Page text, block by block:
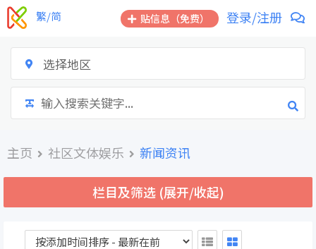
跳
到
贴信息（免费） 登录/注册
繁/简
选择地区
主页 社区文体娱乐 新闻资讯
栏目及筛选 (展开/收起)